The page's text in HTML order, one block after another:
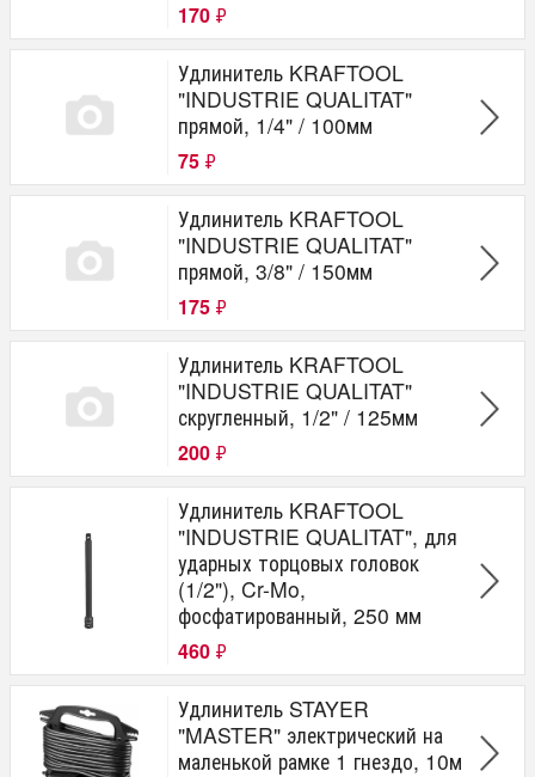
170 ₽
Удлинитель KRAFTOOL
"INDUSTRIE QUALITAT"
прямой, 1/4" / 100мм
75 ₽
Удлинитель KRAFTOOL
"INDUSTRIE QUALITAT"
прямой, 3/8" / 150мм
175 ₽
Удлинитель KRAFTOOL
"INDUSTRIE QUALITAT"
скругленный, 1/2" / 125мм
200 ₽
Удлинитель KRAFTOOL
"INDUSTRIE QUALITAT", для
ударных торцовых головок
(1/2"), Cr-Mo,
фосфатированный, 250 мм
460 ₽
Удлинитель STAYER
"MASTER" электрический на
маленькой рамке 1 гнездо, 10м